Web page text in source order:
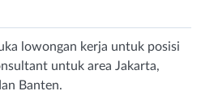
lowongan kerja untuk posisi
untuk area Jakarta,
Banten.